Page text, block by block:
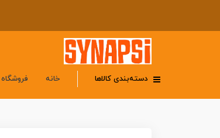
دسته‌بندی کالاها خانه فروشگاه